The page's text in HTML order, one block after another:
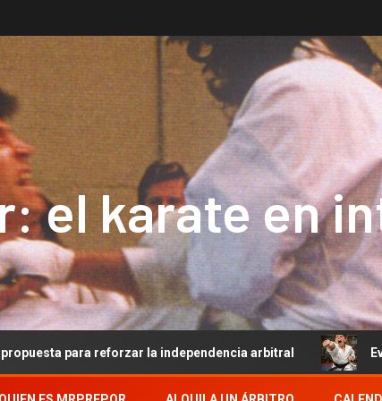
el karate en
reforzar la independencia arbitral Evolución